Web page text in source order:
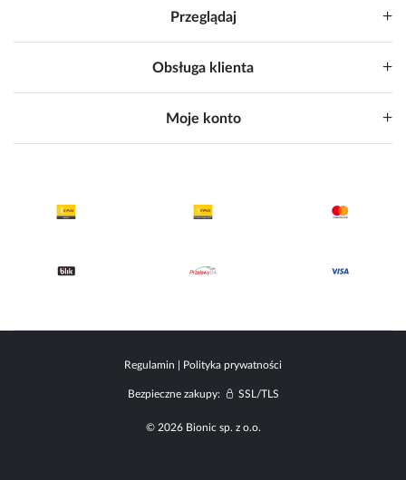
Przeglądaj
Obsługa klienta
Moje konto
Regulamin Polityka prywatności
Bezpieczne zakupy: SSL/TLS
© 2026 Bionic sp. z o.o.